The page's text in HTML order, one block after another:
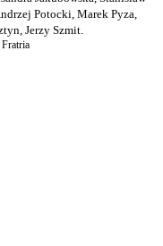
Potocki, Marek Pyza,
Jerzy Szmit.